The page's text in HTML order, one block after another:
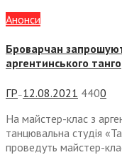
Анонси
Броварчан
аргентинського танго
ГР — 12.08.2021 4400
На майстер-клас з
танцювальна студія
проведуть майстер-